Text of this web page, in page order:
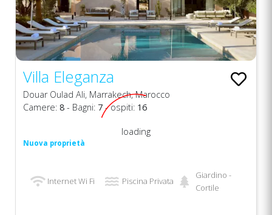
Villa Eleganza
Douar Oulad Ali, Marrakech, Marocco
Camere: 8 - Bagni: 7- ospiti: 16
Nuova proprietà
loading
Internet Wi Fi Piscina Privata
Giardino -
Cortile